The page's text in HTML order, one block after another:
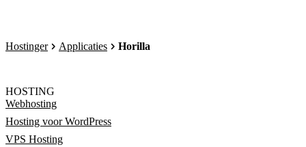
Hostinger Applicaties Horilla
HOSTING
Webhosting
Hosting voor WordPress
VPS Hosting